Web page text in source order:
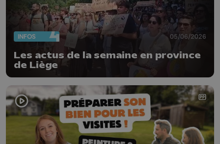
INFOS 05/06/2026
Les actus de la semaine en province
de Liège